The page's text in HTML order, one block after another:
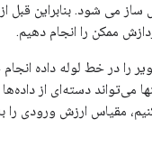
می شود. بنابراین قبل
ممکن را انجام دهیم.
را در خط لوله داده
دسته‌ای از داده‌ها
مقیاس ارزش ورودی را